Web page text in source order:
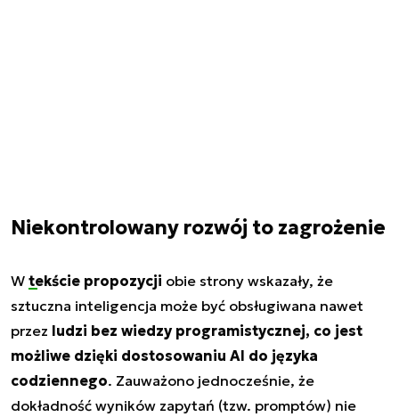
Niekontrolowany rozwój to zagrożenie
W tekście propozycji obie strony wskazały, że
sztuczna inteligencja może być obsługiwana nawet
przez ludzi bez wiedzy programistycznej, co jest
możliwe dzięki dostosowaniu AI do języka
codziennego. Zauważono jednocześnie, że
dokładność wyników zapytań (tzw. promptów) nie